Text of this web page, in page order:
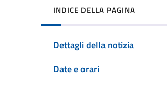
INDICE DELLA PAGINA
Dettagli della notizia
Date e orari